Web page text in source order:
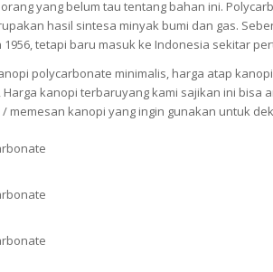
yang belum tau tentang bahan ini.
hasil sintesa minyak bumi dan gas.
1956, tetapi baru masuk ke Indonesia sekitar
polycarbonate minimalis, harga atap
kanopi terbaruyang kami sajikan ini bisa
memesan kanopi yang ingin gunakan untuk